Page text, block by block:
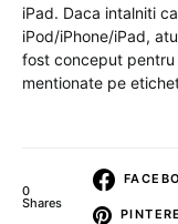
iPad. Daca intalniti
iPod/iPhone/iPad,
fost conceput
mentionate pe
0
Shares